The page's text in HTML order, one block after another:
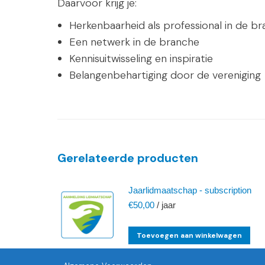
Daarvoor krijg je:
Herkenbaarheid als professional in de
Een netwerk in de branche
Kennisuitwisseling en inspiratie
Belangenbehartiging door de vereniging
Gerelateerde producten
Jaarlidmaatschap - subscription
€50,00 / jaar
Toevoegen aan winkelwagen